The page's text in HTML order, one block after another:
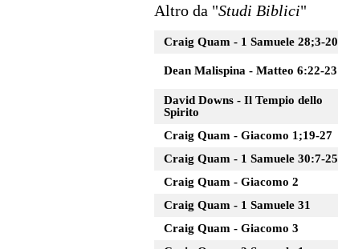
Altro da "Studi Biblici"
Craig Quam - 1 Samuele 28;3-20
Dean Malispina - Matteo 6:22-23
David Downs - Il Tempio dello
Spirito
Craig Quam - Giacomo 1;19-27
Craig Quam - 1 Samuele 30:7-25
Craig Quam - Giacomo 2
Craig Quam - 1 Samuele 31
Craig Quam - Giacomo 3